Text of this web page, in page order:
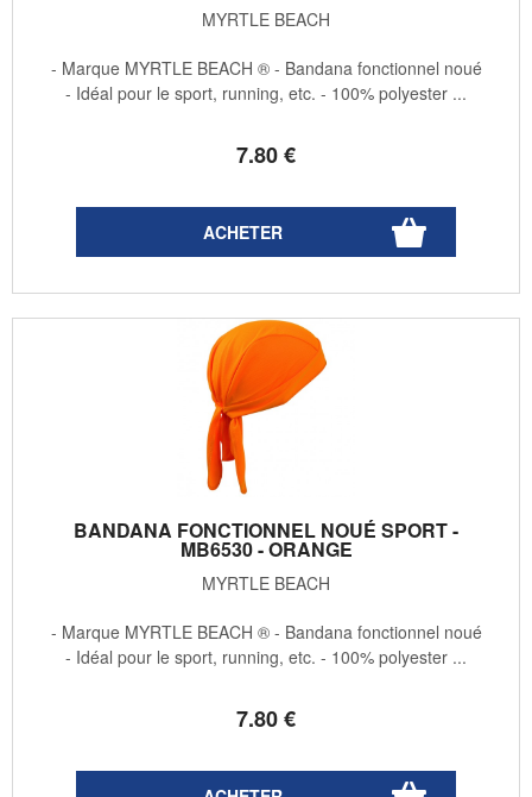
MYRTLE BEACH
7.80€
- Marque MYRTLE BEACH ® - Bandana fonctionnel noué
- Idéal pour le sport, running, etc. - 100% polyester ...
BANDANA FONCTIONNEL NOUÉ SPORT -
MB6530 - ORANGE
MYRTLE BEACH
7.80€
- Marque MYRTLE BEACH ® - Bandana fonctionnel noué
- Idéal pour le sport, running, etc. - 100% polyester ...